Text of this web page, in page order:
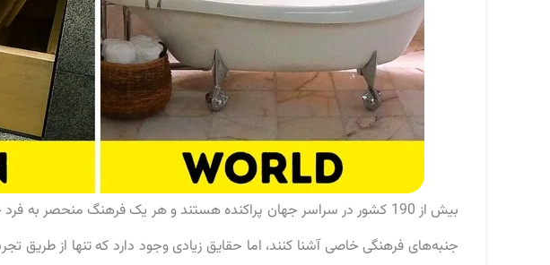
بیش از 190 کشور در سراسر جهان پراکنده هستند و هر یک فرهنگ منحصر به
جنبه‌های فرهنگی خاصی آشنا کنند، اما حقایق زیادی وجود دارد که تنها از